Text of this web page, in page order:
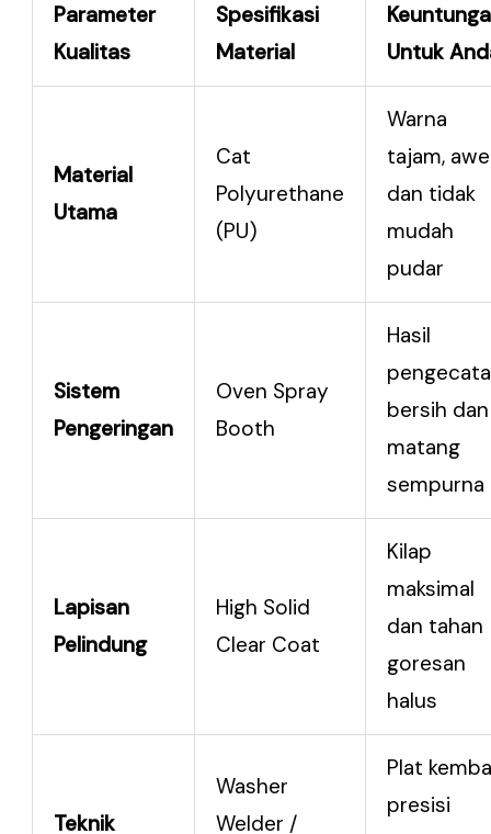
Parameter
Kualitas
Spesifikasi
Material
Untuk
Material
Utama
Cat
Polyurethane
(PU)
Warna
tajam,
dan tidak
mudah
pudar
Sistem
Pengeringan
Oven Spray
Booth
Hasil
bersih dan
matang
sempurna
Lapisan
Pelindung
High Solid
Clear Coat
Kilap
maksimal
dan tahan
goresan
halus
Teknik
Washer
Welder /
Plat
presisi